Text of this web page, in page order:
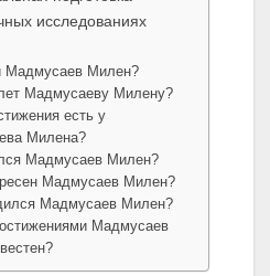
исследованиях
Мадмусаев Милен?
Мадмусаеву Милену?
есть у
Милена?
Мадмусаев Милен?
Мадмусаев Милен?
Мадмусаев Милен?
Мадмусаев